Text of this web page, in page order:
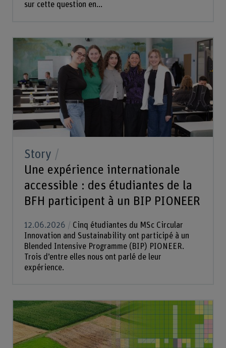
sur cette question en...
Story
Une expérience internationale
accessible : des étudiantes de la
BFH participent à un BIP PIONEER
12.06.2026
Cinq étudiantes du MSc Circular
Innovation and Sustainability ont participé à un
Blended Intensive Programme (BIP) PIONEER.
Trois d’entre elles nous ont parlé de leur
expérience.